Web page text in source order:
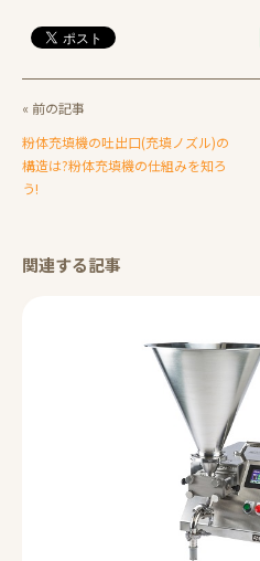
« 前の記事
粉体充填機の吐出口(充填ノズル)の
構造は?粉体充填機の仕組みを知ろ
う!
関連する記事